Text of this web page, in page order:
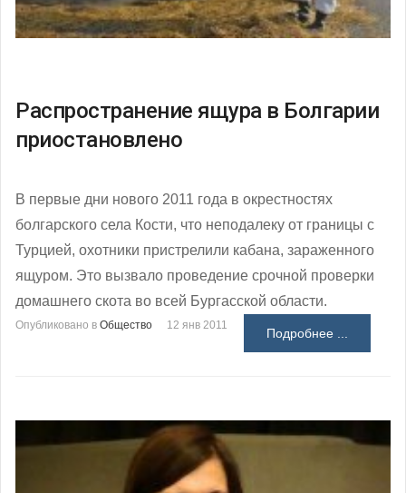
Распространение ящура в Болгарии
приостановлено
В первые дни нового 2011 года в окрестностях
болгарского села Кости, что неподалеку от границы с
Турцией, охотники пристрелили кабана, зараженного
ящуром. Это вызвало проведение срочной проверки
домашнего скота во всей Бургасской области.
Опубликовано в Общество 12 янв 2011
Подробнее ...